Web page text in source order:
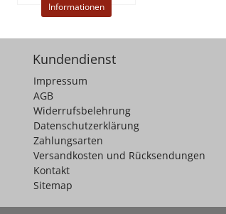
Informationen
Kundendienst
Impressum
AGB
Widerrufsbelehrung
Datenschutzerklärung
Zahlungsarten
Versandkosten und Rücksendungen
Kontakt
Sitemap